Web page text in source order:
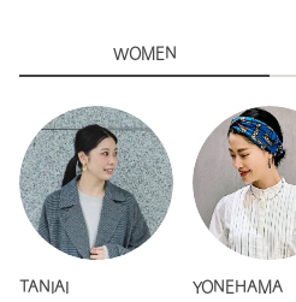
WOMEN
TANIAI YONEHAMA